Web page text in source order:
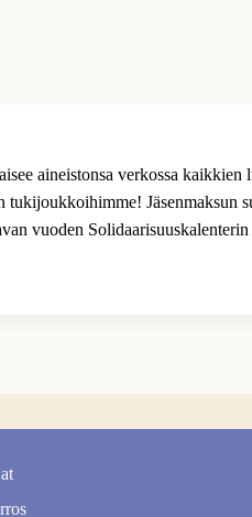
aineistonsa verkossa
Jäsenmaksun
vuoden